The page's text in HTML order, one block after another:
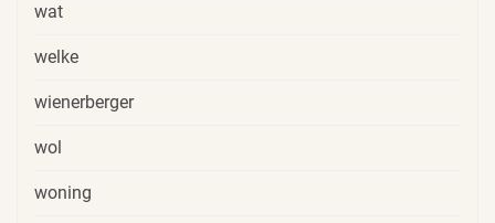
wat
welke
wienerberger
wol
woning